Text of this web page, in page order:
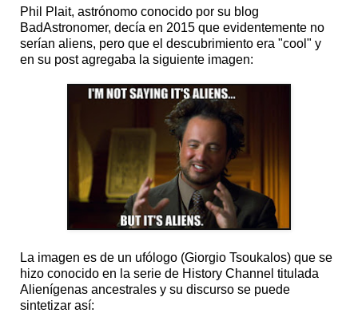
Phil Plait, astrónomo conocido por su blog
BadAstronomer, decía en 2015 que evidentemente no
serían aliens, pero que el descubrimiento era "cool" y
en su post agregaba la siguiente imagen:
La imagen es de un ufólogo (Giorgio Tsoukalos) que se
hizo conocido en la serie de History Channel titulada
Alienígenas ancestrales y su discurso se puede
sintetizar así: